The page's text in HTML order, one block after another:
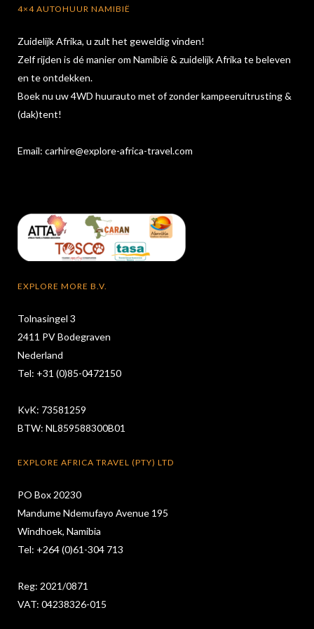
4×4 AUTOHUUR NAMIBIË
Zuidelijk Afrika, u zult het geweldig vinden!
Zelf rijden is dé manier om Namibië & zuidelijk Afrika te beleven
en te ontdekken.
Boek nu uw 4WD huurauto met of zonder kampeeruitrusting &
(dak)tent!
Email: carhire@explore-africa-travel.com
EXPLORE MORE B.V.
Tolnasingel 3
2411 PV Bodegraven
Nederland
Tel: +31 (0)85-0472150
KvK: 73581259
BTW: NL859588300B01
EXPLORE AFRICA TRAVEL (PTY) LTD
PO Box 20230
Mandume Ndemufayo Avenue 195
Windhoek, Namibia
Tel: +264 (0)61-304 713
Reg: 2021/0871
VAT: 04238326-015